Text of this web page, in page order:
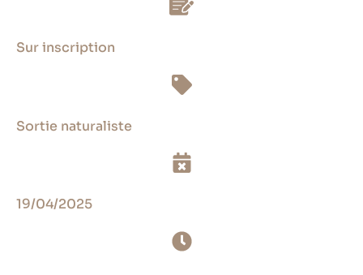
Sur inscription
Sortie naturaliste
19/04/2025